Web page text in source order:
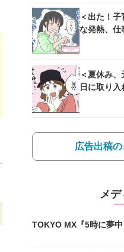
＜出た！
な発熱、仕
＜夏休み
日に取り
広告出稿
メ
TOKYO MX『5時に夢